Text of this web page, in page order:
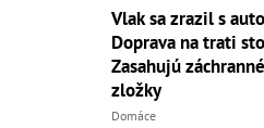
Vlak sa zrazil s
Doprava na trati
Zasahujú záchranné
zložky
Domáce